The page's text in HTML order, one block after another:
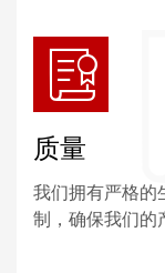
质量
我们拥有严格的
制，确保我们的